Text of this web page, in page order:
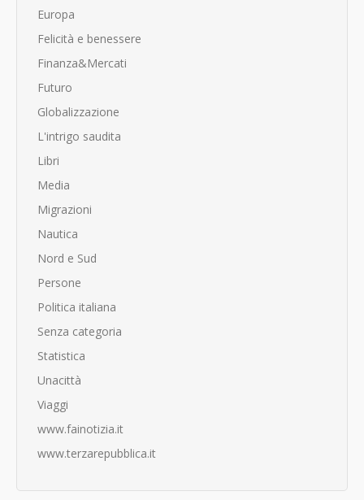
Europa
Felicità e benessere
Finanza&Mercati
Futuro
Globalizzazione
L'intrigo saudita
Libri
Media
Migrazioni
Nautica
Nord e Sud
Persone
Politica italiana
Senza categoria
Statistica
Unacittà
Viaggi
www.fainotizia.it
www.terzarepubblica.it